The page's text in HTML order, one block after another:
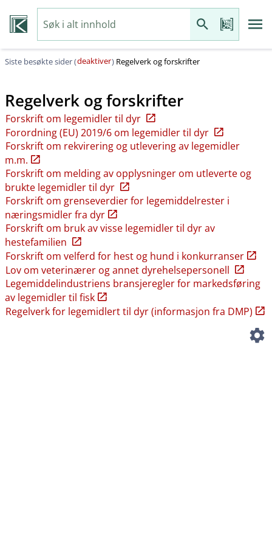
Siste besøkte sider (deaktiver) Regelverk og forskrifter
Regelverk og forskrifter
Forskrift om legemidler til dyr
Forordning (EU) 2019/6 om legemidler til dyr
Forskrift om rekvirering og utlevering av legemidler
m.m.
Forskrift om melding av opplysninger om utleverte og
brukte legemidler til dyr
Forskrift om grenseverdier for legemiddelrester i
næringsmidler fra dyr
Forskrift om bruk av visse legemidler til dyr av
hestefamilien
Forskrift om velferd for hest og hund i konkurranser
Lov om veterinærer og annet dyrehelsepersonell
Legemiddelindustriens bransjeregler for markedsføring
av legemidler til fisk
Regelverk for legemidlert til dyr (informasjon fra DMP)